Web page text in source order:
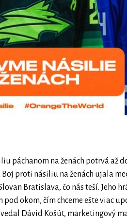
páchanom na ženách potrvá až
Boj proti násiliu na ženách ujala
Bratislava, čo nás teší. Jeho
okom, čím chceme ešte viac
Dávid Košút, marketingový